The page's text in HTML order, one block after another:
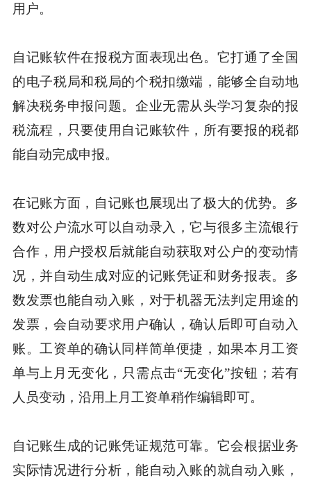
用户。
自记账软件在报税方面表现出色。它打通了全国
的电子税局和税局的个税扣缴端，能够全自动地
解决税务申报问题。企业无需从头学习复杂的报
税流程，只要使用自记账软件，所有要报的税都
能自动完成申报。
在记账方面，自记账也展现出了极大的优势。多
数对公户流水可以自动录入，它与很多主流银行
合作，用户授权后就能自动获取对公户的变动情
况，并自动生成对应的记账凭证和财务报表。多
数发票也能自动入账，对于机器无法判定用途的
发票，会自动要求用户确认，确认后即可自动入
账。工资单的确认同样简单便捷，如果本月工资
单与上月无变化，只需点击“无变化”按钮；若有
人员变动，沿用上月工资单稍作编辑即可。
自记账生成的记账凭证规范可靠。它会根据业务
实际情况进行分析，能自动入账的就自动入账，